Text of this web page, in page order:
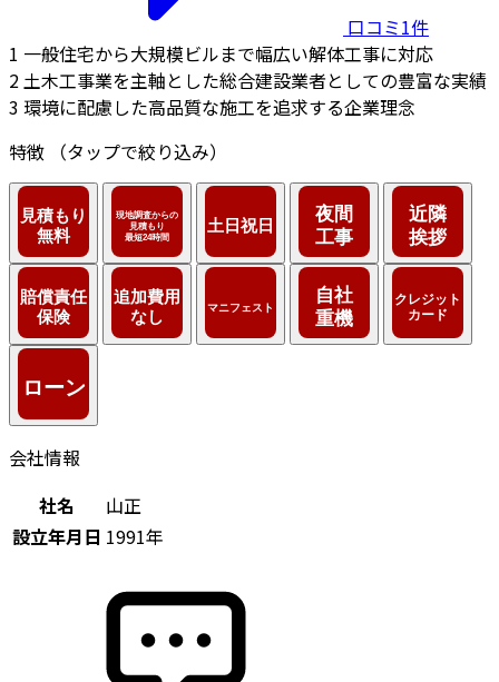
口コミ1件
1 一般住宅から大規模ビルまで幅広い解体工事に対応
2 土木工事業を主軸とした総合建設業者としての豊富な実績
3 環境に配慮した高品質な施工を追求する企業理念
特徴
（タップで絞り込み）
会社情報
社名
山正
設立年月日 1991年